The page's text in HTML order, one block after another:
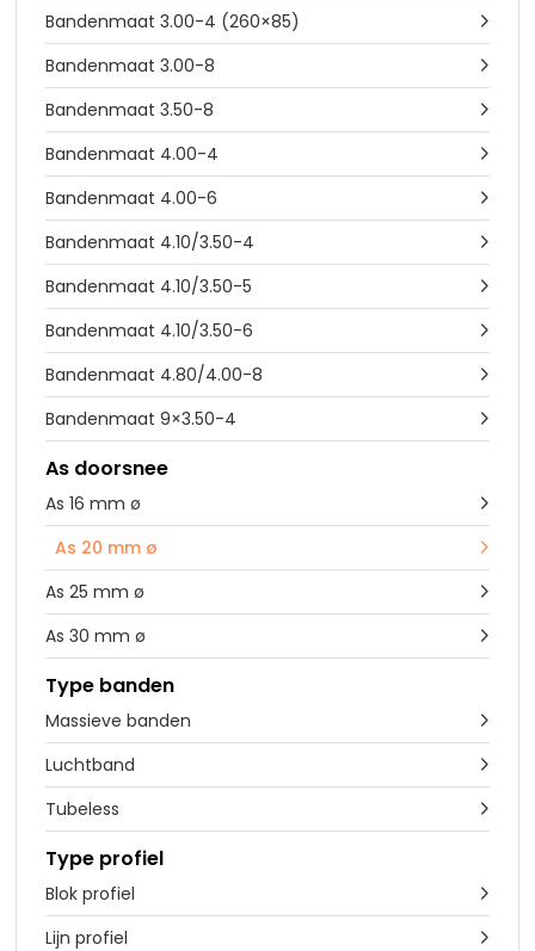
Bandenmaat 3.00-4 (260×85) 
Bandenmaat 3.00-8 
Bandenmaat 3.50-8 
Bandenmaat 4.00-4 
Bandenmaat 4.00-6 
Bandenmaat 4.10/3.50-4 
Bandenmaat 4.10/3.50-5 
Bandenmaat 4.10/3.50-6 
Bandenmaat 4.80/4.00-8 
Bandenmaat 9×3.50-4 
As doorsnee
As 16 mm ø 
As 20 mm ø 
As 25 mm ø 
As 30 mm ø 
Type banden
Massieve banden 
Luchtband 
Tubeless 
Type profiel
Blok profiel 
Lijn profiel 